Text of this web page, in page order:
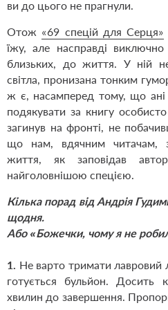
ви до цього не прагнули.
Отож «69 спецій для Серця»
їжу, але насправді
близьких, до життя. У ній
світла, пронизана тонким
ж є, насамперед тому, що ані
подякувати за книгу
загинув на фронті, не
що нам, вдячним читачам,
життя, як заповідав
найголовнішою спецією.
Кілька порад від Андрія
щодня.
Або «Божечки, чому я не
1. Не варто тримати лавровий
готується бульйон. Досить
хвилин до завершення.